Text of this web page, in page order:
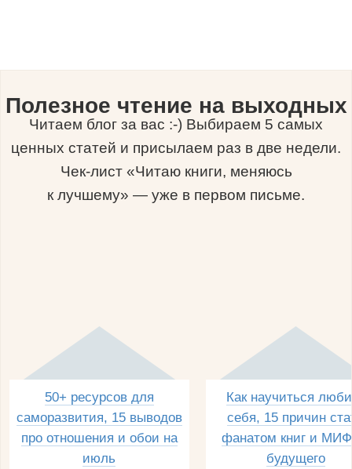
Полезное чтение на выходных
Читаем блог за вас :-) Выбираем 5 самых
ценных статей и присылаем раз в две недели.
Чек-лист «Читаю книги, меняюсь
к лучшему» — уже в первом письме.
50+ ресурсов для
саморазвития, 15 выводов
про отношения и обои на
июль
Как научиться
себя, 15 причин
фанатом книг и
будущего